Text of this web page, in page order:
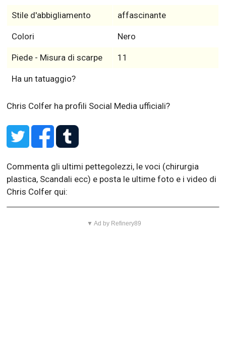
Stile d'abbigliamento affascinante
Colori Nero
Piede - Misura di scarpe 11
Ha un tatuaggio?
Chris Colfer ha profili Social Media ufficiali?
Commenta gli ultimi pettegolezzi, le voci (chirurgia
plastica, Scandali ecc) e posta le ultime foto e i video di
Chris Colfer qui:
▼ Ad by Refinery89